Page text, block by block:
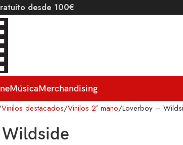
desde 100€
MúsicaMerchandising
Vinilos destacados Vinilos 2ª mano Loverboy –
Wildside